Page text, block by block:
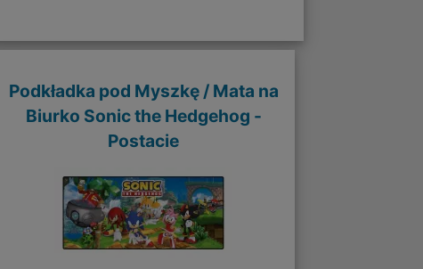
Podkładka pod Myszkę / Mata na
Biurko Sonic the Hedgehog -
Postacie